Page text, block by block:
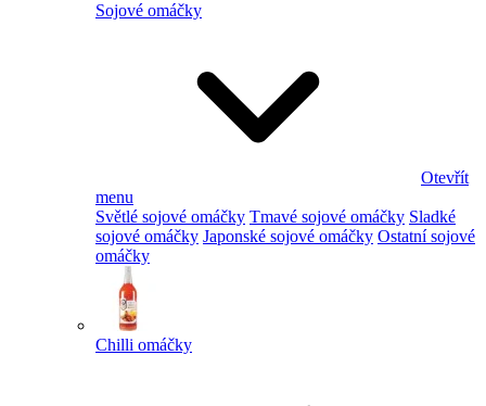
Sojové omáčky
Otevřít
menu
Světlé sojové omáčky Tmavé sojové omáčky Sladké
sojové omáčky Japonské sojové omáčky Ostatní sojové
omáčky
Chilli omáčky